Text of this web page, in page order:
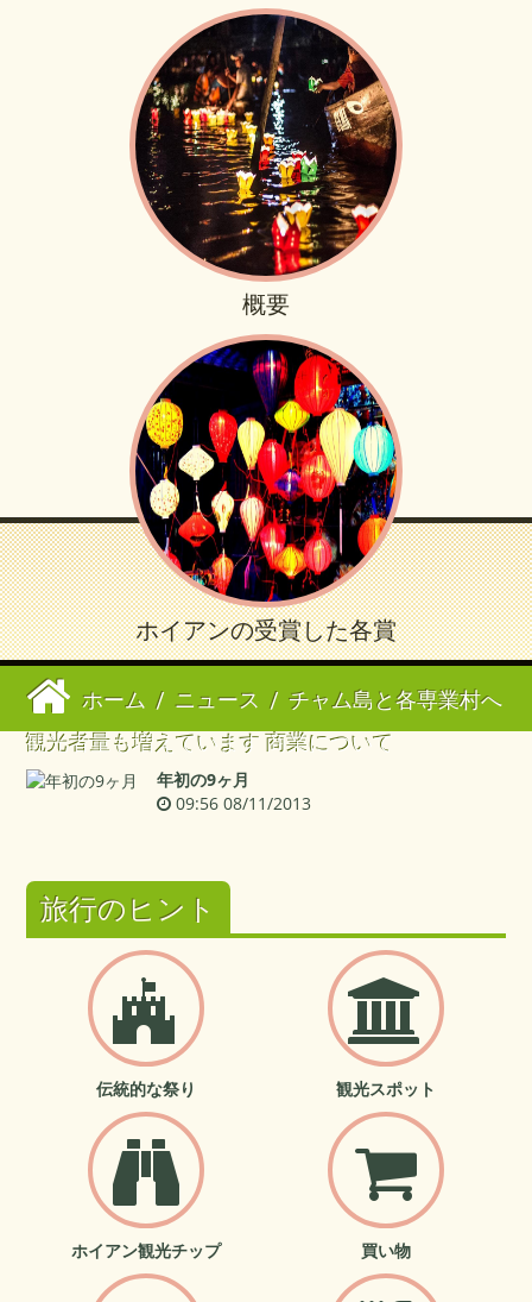
概要
ホイアンの受賞した各賞
ホーム / ニュース / チャム島と各専業村へ
観光者量も増えています 商業について
年初の9ヶ月
09:56 08/11/2013
旅行のヒント
伝統的な祭り 観光スポット
ホイアン観光チップ 買い物